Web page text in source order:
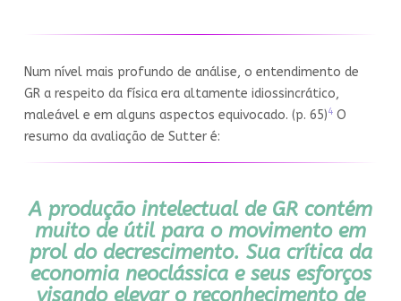
Num nível mais profundo de análise, o entendimento de
GR a respeito da física era altamente idiossincrático,
maleável e em alguns aspectos equivocado. (p. 65)4 O
resumo da avaliação de Sutter é:
A produção intelectual de GR contém
muito de útil para o movimento em
prol do decrescimento. Sua crítica da
economia neoclássica e seus esforços
visando elevar o reconhecimento de